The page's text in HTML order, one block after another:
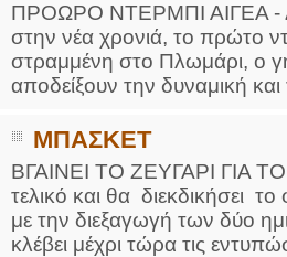
ΠΡΟΩΡΟ ΝΤΕΡΜΠΙ ΑΙΓΕΑ -
στην νέα χρονιά, το πρώτο
στραμμένη στο Πλωμάρι, ο
αποδείξουν την δυναμική
ΜΠΑΣΚΕΤ
ΒΓΑΙΝΕΙ ΤΟ ΖΕΥΓΑΡΙ ΓΙΑ
τελικό και θα διεκδικήσει
με την διεξαγωγή των δύο
κλέβει μέχρι τώρα τις